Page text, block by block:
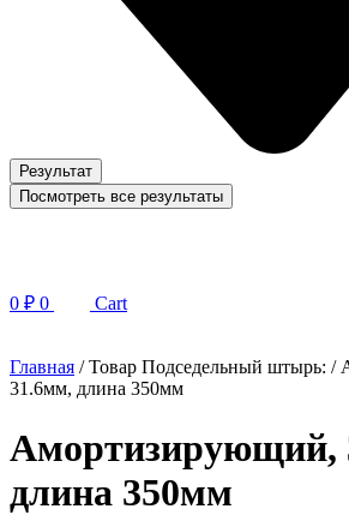
Результат
Посмотреть все результаты
0 ₽ 0 Cart
Главная / Товар Подседельный штырь: /
31.6мм, длина 350мм
Амортизирующий,
длина 350мм